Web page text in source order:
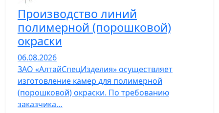
Производство линий
полимерной (порошковой)
окраски
06.08.2026
ЗАО «АлтайСпецИзделия» осуществляет
изготовление камер для полимерной
(порошковой) окраски. По требованию
заказчика…